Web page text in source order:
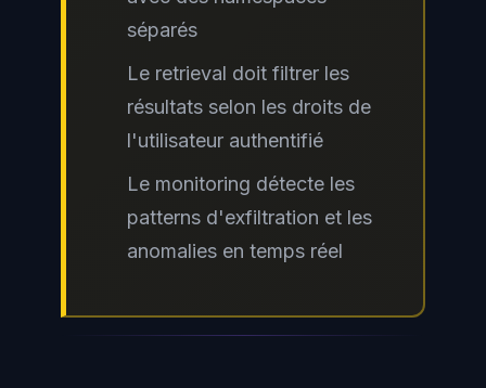
séparés
Le retrieval doit filtrer les
résultats selon les droits de
l'utilisateur authentifié
Le monitoring détecte les
patterns d'exfiltration et les
anomalies en temps réel